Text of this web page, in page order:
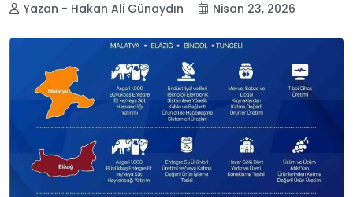
Yazan - Hakan Ali Günaydın Nisan 23, 2026